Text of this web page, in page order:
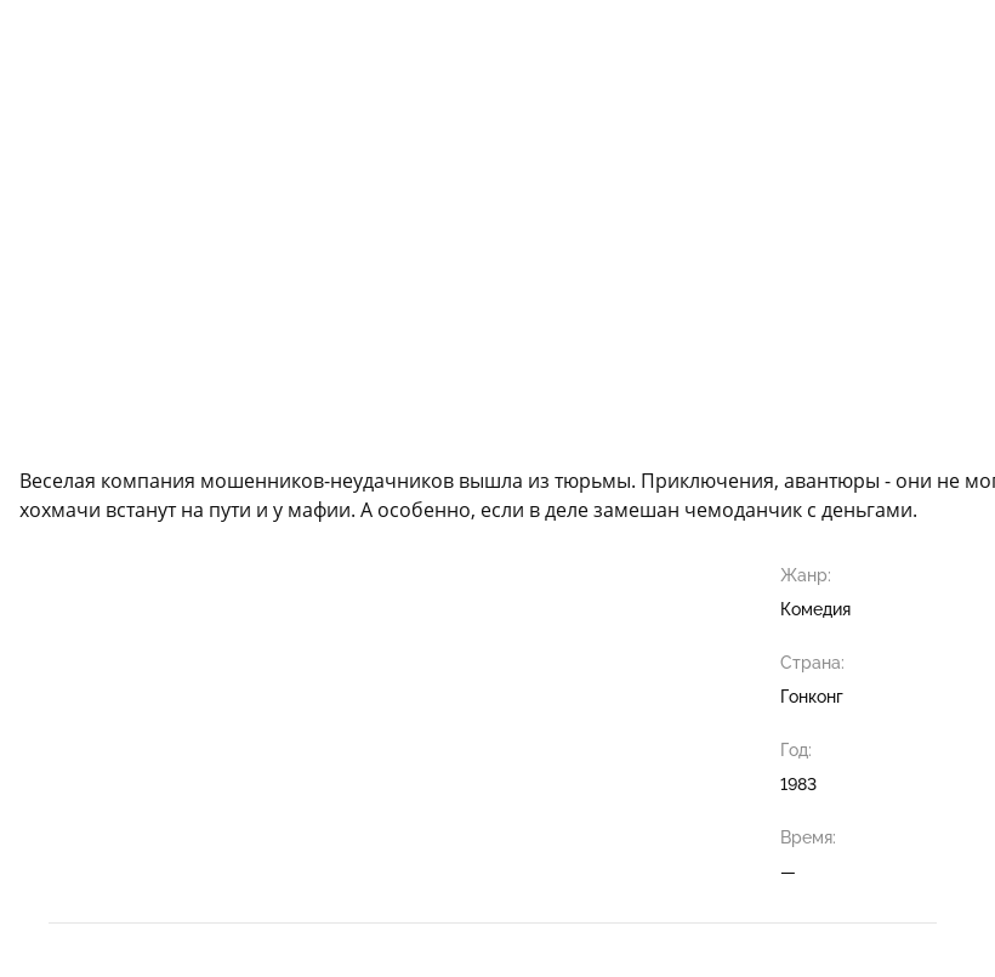
Веселая компания мошенников-неудачников вышла из тюрьмы. Приключения, авантюры - они не
хохмачи встанут на пути и у мафии. А особенно, если в деле замешан чемоданчик с деньгами.
Жанр:
Комедия
Страна:
Гонконг
Год:
1983
Время:
—